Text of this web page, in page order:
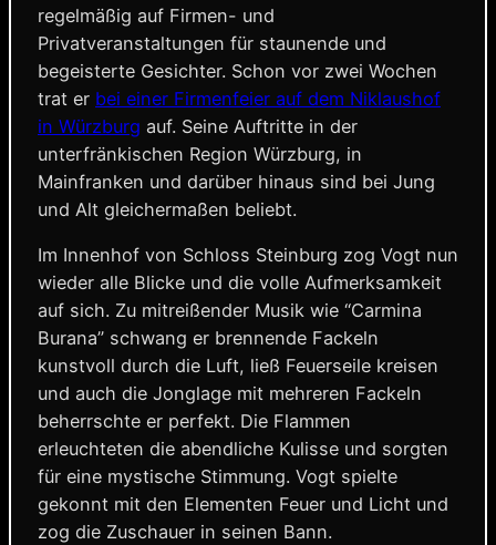
regelmäßig auf Firmen- und
Privatveranstaltungen für staunende und
begeisterte Gesichter. Schon vor zwei Wochen
trat er bei einer Firmenfeier auf dem Niklaushof
in Würzburg auf. Seine Auftritte in der
unterfränkischen Region Würzburg, in
Mainfranken und darüber hinaus sind bei Jung
und Alt gleichermaßen beliebt.
Im Innenhof von Schloss Steinburg zog Vogt nun
wieder alle Blicke und die volle Aufmerksamkeit
auf sich. Zu mitreißender Musik wie “Carmina
Burana” schwang er brennende Fackeln
kunstvoll durch die Luft, ließ Feuerseile kreisen
und auch die Jonglage mit mehreren Fackeln
beherrschte er perfekt. Die Flammen
erleuchteten die abendliche Kulisse und sorgten
für eine mystische Stimmung. Vogt spielte
gekonnt mit den Elementen Feuer und Licht und
zog die Zuschauer in seinen Bann.